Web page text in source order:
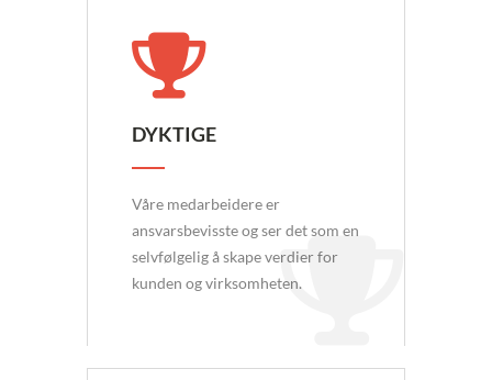
DYKTIGE
Våre medarbeidere er
ansvarsbevisste og ser det som en
selvfølgelig å skape verdier for
kunden og virksomheten.